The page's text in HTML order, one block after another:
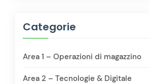
Categorie
Area 1 – Operazioni di magazzino
Area 2 – Tecnologie & Digitale